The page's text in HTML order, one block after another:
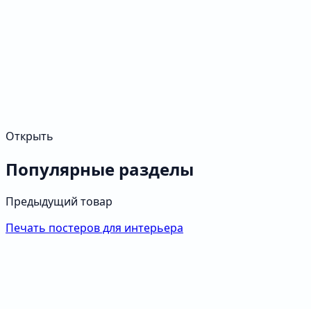
Открыть
Популярные разделы
Предыдущий товар
Печать постеров для интерьера